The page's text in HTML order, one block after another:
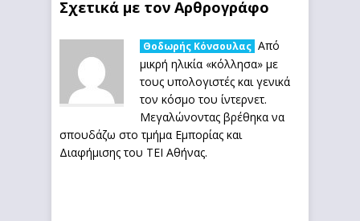
Σχετικά με τον Αρθρογράφο
Θοδωρής Κόνσουλας Από
μικρή ηλικία «κόλλησα» με
τους υπολογιστές και γενικά
τον κόσμο του ίντερνετ.
Μεγαλώνοντας βρέθηκα να
σπουδάζω στο τμήμα Εμπορίας και
Διαφήμισης του ΤΕΙ Αθήνας.